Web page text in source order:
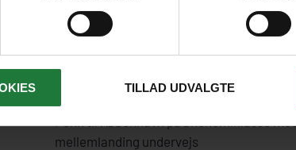
TILLAD UDVALGTE
ALT DETTE ER INKLUDERET I PRISEN
Flyrejse fra København til Siem Reap og
mellemlanding undervejs